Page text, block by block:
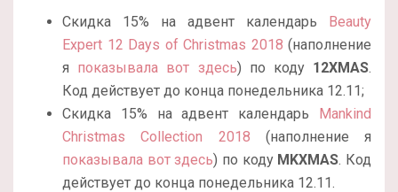
Скидка 15% на адвент календарь Beauty
Expert 12 Days of Christmas 2018 (наполнение
я показывала вот здесь) по коду 12XMAS.
Код действует до конца понедельника 12.11;
Скидка 15% на адвент календарь Mankind
Christmas Collection 2018 (наполнение я
показывала вот здесь) по коду MKXMAS. Код
действует до конца понедельника 12.11.